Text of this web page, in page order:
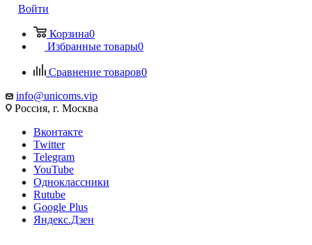
Войти
Корзина0
Избранные товары0
Сравнение товаров0
info@unicoms.vip
Россия, г. Москва
Вконтакте
Twitter
Telegram
YouTube
Одноклассники
Rutube
Google Plus
Яндекс.Дзен